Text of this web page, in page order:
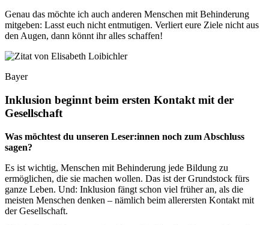
Genau das möchte ich auch anderen Menschen mit Behinderung
mitgeben: Lasst euch nicht entmutigen. Verliert eure Ziele nicht aus
den Augen, dann könnt ihr alles schaffen!
Bayer
Inklusion beginnt beim ersten Kontakt mit der
Gesellschaft
Was möchtest du unseren Leser:innen noch zum Abschluss
sagen?
Es ist wichtig, Menschen mit Behinderung jede Bildung zu
ermöglichen, die sie machen wollen. Das ist der Grundstock fürs
ganze Leben. Und: Inklusion fängt schon viel früher an, als die
meisten Menschen denken – nämlich beim allerersten Kontakt mit
der Gesellschaft.